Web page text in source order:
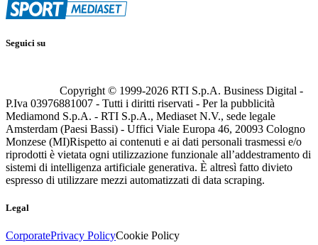
Seguici su
Copyright © 1999-2026 RTI S.p.A. Business Digital -
P.Iva 03976881007 - Tutti i diritti riservati - Per la pubblicità
Mediamond S.p.A. - RTI S.p.A., Mediaset N.V., sede legale
Amsterdam (Paesi Bassi) - Uffici Viale Europa 46, 20093 Cologno
Monzese (MI)Rispetto ai contenuti e ai dati personali trasmessi e/o
riprodotti è vietata ogni utilizzazione funzionale all’addestramento di
sistemi di intelligenza artificiale generativa. È altresì fatto divieto
espresso di utilizzare mezzi automatizzati di data scraping.
Legal
CorporatePrivacy PolicyCookie Policy